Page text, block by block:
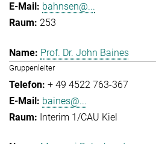
bahnsen@...
253
Prof. Dr. John Baines
Gruppenleiter
+ 49 4522 763-367
baines@...
Interim 1/CAU Kiel